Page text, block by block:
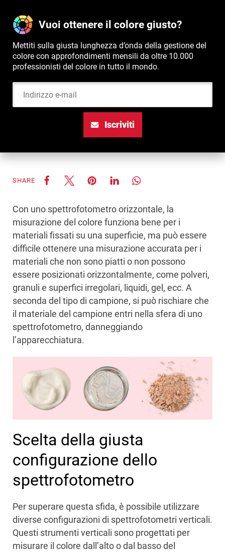
SHARE
Vuoi ottenere il colore giusto?
Mettiti sulla giusta lunghezza d’onda della gestione del
colore con approfondimenti mensili da oltre 10.000
professionisti del colore in tutto il mondo.
Indirizzo e-mail
Iscriviti
Con uno spettrofotometro orizzontale, la
misurazione del colore funziona bene per i
materiali fissati su una superficie, ma può essere
difficile ottenere una misurazione accurata per i
materiali che non sono piatti o non possono
essere posizionati orizzontalmente, come polveri,
granuli e superfici irregolari, liquidi, gel, ecc. A
seconda del tipo di campione, si può rischiare che
il materiale del campione entri nella sfera di uno
spettrofotometro, danneggiando
l’apparecchiatura.
Scelta della giusta
configurazione dello
spettrofotometro
Per superare questa sfida, è possibile utilizzare
diverse configurazioni di spettrofotometri verticali.
Questi strumenti verticali sono progettati per
misurare il colore dall’alto o dal basso del